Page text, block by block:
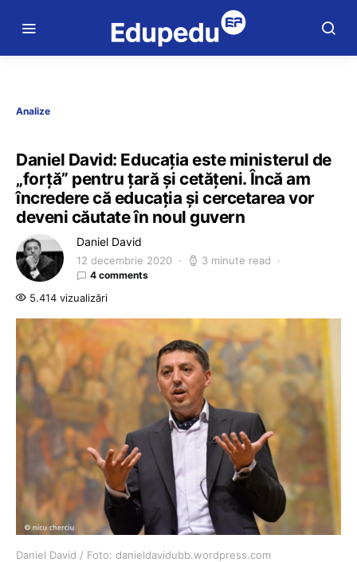
Analize
Daniel David: Educația este ministerul de
„forță” pentru țară și cetățeni. Încă am
încredere că educația și cercetarea vor
deveni căutate în noul guvern
Daniel David
12 decembrie 2020 3 minute read
4 comments
5.414 vizualizări
Daniel David / Foto: danieldavidubb.wordpress.com